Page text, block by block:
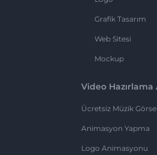
Grafik Tasarım
Web Sitesi
Mockup
Video Hazırlama
Ücretsiz Müzik
Animasyon Yapma
Logo Animasyonu